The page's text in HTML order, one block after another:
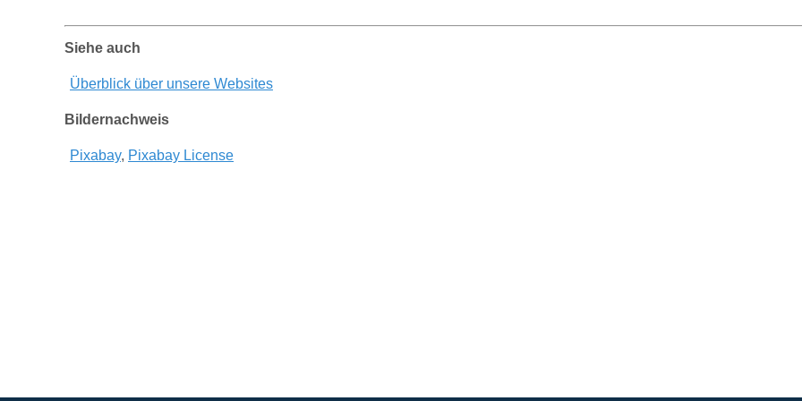
Siehe auch
Überblick über unsere Websites
Bildernachweis
Pixabay, Pixabay License